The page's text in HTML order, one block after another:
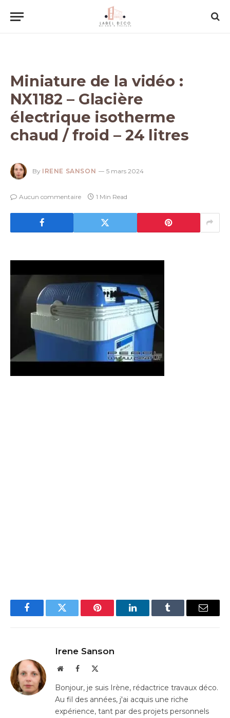
Miniature de la vidéo :
NX1182 – Glacière
électrique isotherme
chaud / froid – 24 litres
By IRENE SANSON 5 mars 2024
Aucun commentaire 1 Min Read
FacebookTwitter Pinterest LinkedInTumblr Email
Irene Sanson
WebsiteFacebook
Bonjour, je suis Irène, rédactrice travaux déco.
Au fil des années, j'ai acquis une riche
expérience, tant par des projets personnels